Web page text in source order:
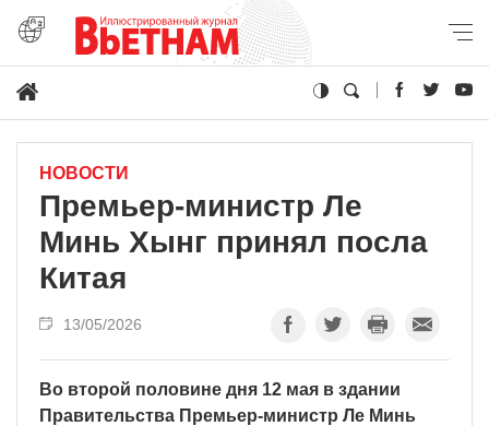
НОВОСТИ
Премьер-министр Ле
Минь Хынг принял посла
Китая
13/05/2026
Во второй половине дня 12 мая в здании
Правительства Премьер-министр Ле Минь